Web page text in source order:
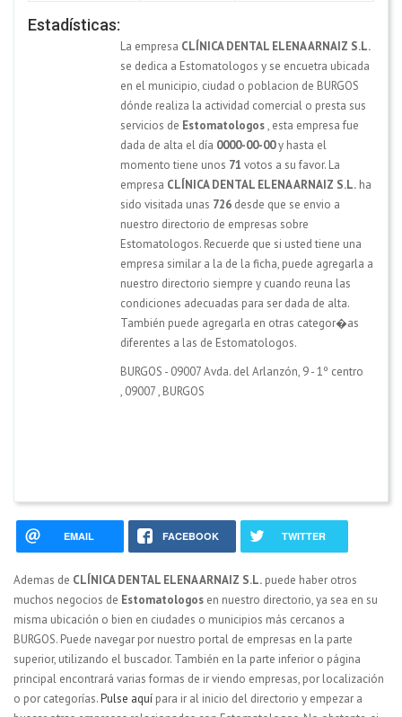
Estadísticas:
La empresa CLÍNICA DENTAL ELENA ARNAIZ S.L.
se dedica a Estomatologos y se encuetra ubicada
en el municipio, ciudad o poblacion de BURGOS
dónde realiza la actividad comercial o presta sus
servicios de Estomatologos, esta empresa fue
dada de alta el día 0000-00-00y hasta el
momento tiene unos 71 votos a su favor. La
empresa CLÍNICA DENTAL ELENA ARNAIZ S.L. ha
sido visitada unas 726 desde que se envio a
nuestro directorio de empresas sobre
Estomatologos. Recuerde que si usted tiene una
empresa similar a la de la ficha, puede agregarla a
nuestro directorio siempre y cuando reuna las
condiciones adecuadas para ser dada de alta.
También puede agregarla en otras categor�as
diferentes a las de Estomatologos.
BURGOS - 09007 Avda. del Arlanzón, 9 - 1º centro
, 09007, BURGOS
EMAIL FACEBOOK TWITTER
Ademas de CLÍNICA DENTAL ELENA ARNAIZ S.L. puede haber otros
muchos negocios de Estomatologos en nuestro directorio, ya sea en su
misma ubicación o bien en ciudades o municipios más cercanos a
BURGOS. Puede navegar por nuestro portal de empresas en la parte
superior, utilizando el buscador. También en la parte inferior o página
principal encontrará varias formas de ir viendo empresas, por localización
o por categorías.Pulse aquí para ir al inicio del directorio y empezar a